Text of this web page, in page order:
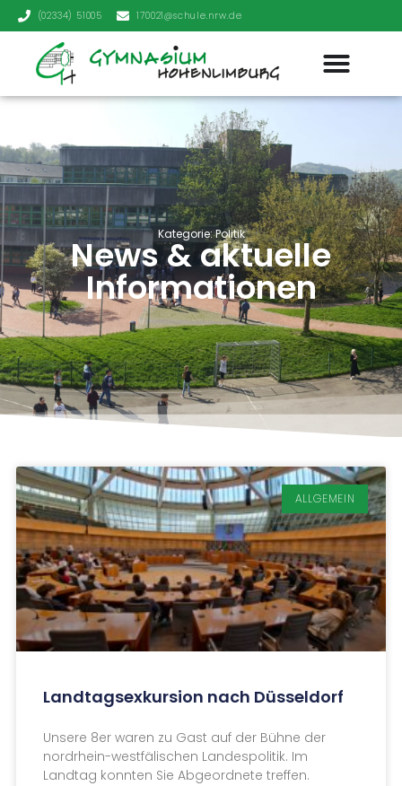
(02334) 51005 170021@schule.nrw.de
Kategorie: Politik
News & aktuelle
Informationen
ALLGEMEIN
Landtagsexkursion nach Düsseldorf
Unsere 8er waren zu Gast auf der Bühne der
nordrhein-westfälischen Landespolitik. Im
Landtag konnten Sie Abgeordnete treffen.